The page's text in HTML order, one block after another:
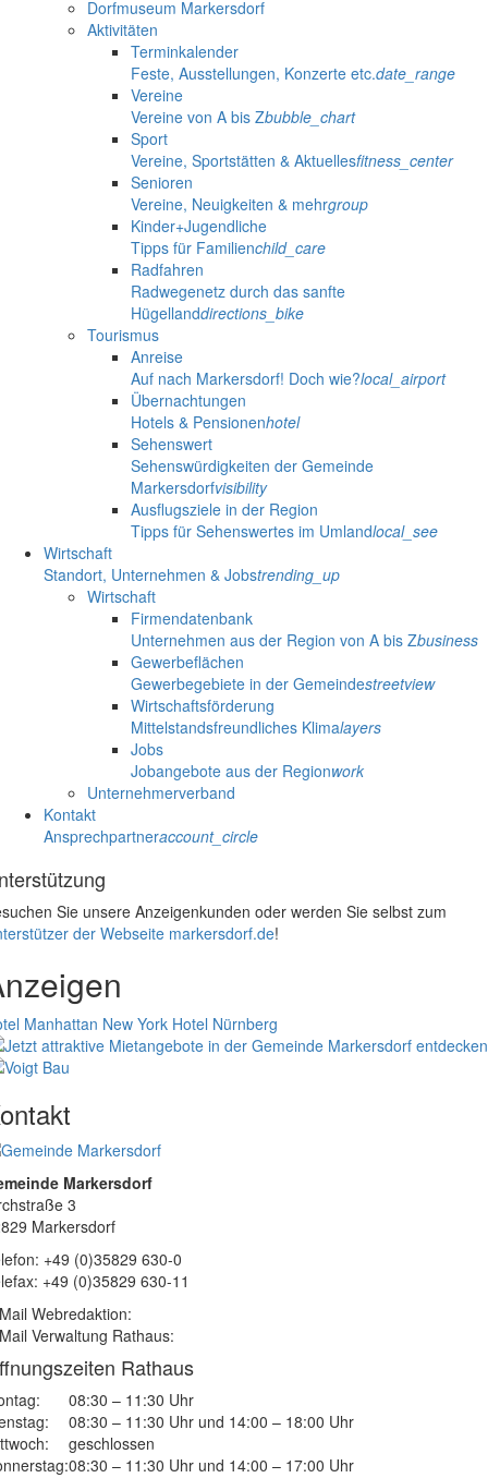
Dorfmuseum Markersdorf
Aktivitäten
Terminkalender
Feste, Ausstellungen, Konzerte etc.date_range
Vereine
Vereine von A bis Zbubble_chart
Sport
Vereine, Sportstätten & Aktuellesfitness_center
Senioren
Vereine, Neuigkeiten & mehrgroup
Kinder+Jugendliche
Tipps für Familienchild_care
Radfahren
Radwegenetz durch das sanfte
Hügellanddirections_bike
Tourismus
Anreise
Auf nach Markersdorf! Doch wie?local_airport
Übernachtungen
Hotels & Pensionenhotel
Sehenswert
Sehenswürdigkeiten der Gemeinde
Markersdorfvisibility
Ausflugsziele in der Region
Tipps für Sehenswertes im Umlandlocal_see
Wirtschaft
Standort, Unternehmen & Jobstrending_up
Wirtschaft
Firmendatenbank
Unternehmen aus der Region von A bis Zbusiness
Gewerbeflächen
Gewerbegebiete in der Gemeindestreetview
Wirtschaftsförderung
Mittelstandsfreundliches Klimalayers
Jobs
Jobangebote aus der Regionwork
Unternehmerverband
Kontakt
Ansprechpartneraccount_circle
Sie unsere Anzeigenkunden oder werden Sie selbst zum
der Webseite markersdorf.de!
Manhattan New York Hotel Nürnberg
Markersdorf
3
Markersdorf
+49 (0)35829 630-0
+49 (0)35829 630-11
Webredaktion:
Verwaltung Rathaus:
Rathaus
08:30 – 11:30 Uhr
08:30 – 11:30 Uhr und 14:00 – 18:00 Uhr
geschlossen
08:30 – 11:30 Uhr und 14:00 – 17:00 Uhr